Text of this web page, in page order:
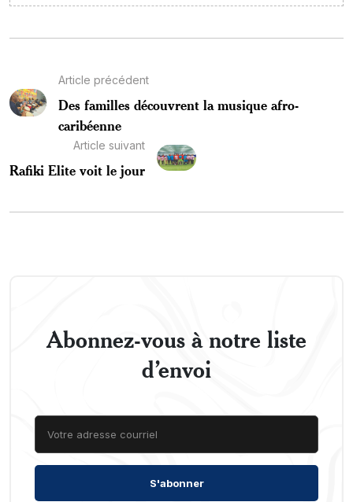
Article précédent
Des familles découvrent la musique afro-
caribéenne
Article suivant
Rafiki Elite voit le jour
Abonnez-vous à notre liste
d’envoi